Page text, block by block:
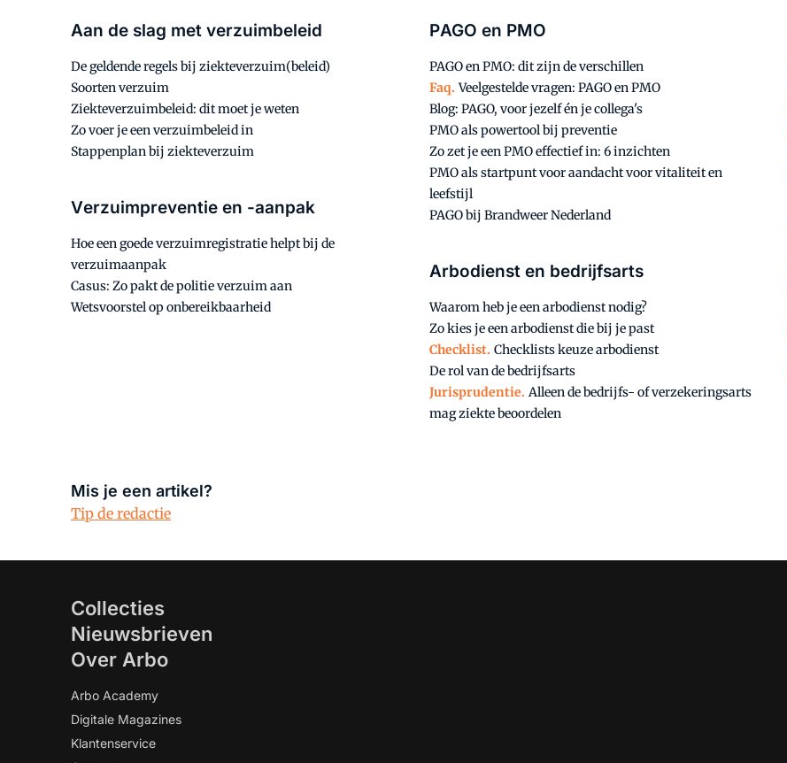
Aan de slag met verzuimbeleid
De geldende regels bij ziekteverzuim(beleid)
Soorten verzuim
Ziekteverzuimbeleid: dit moet je weten
Zo voer je een verzuimbeleid in
Stappenplan bij ziekteverzuim
Verzuimpreventie en -aanpak
Hoe een goede verzuimregistratie helpt bij de
verzuimaanpak
Casus: Zo pakt de politie verzuim aan
Wetsvoorstel op onbereikbaarheid
PAGO en PMO
PAGO en PMO: dit zijn de verschillen
Faq. Veelgestelde vragen: PAGO en PMO
Blog: PAGO, voor jezelf én je collega's
PMO als powertool bij preventie
Zo zet je een PMO effectief in: 6 inzichten
PMO als startpunt voor aandacht voor vitaliteit en
leefstijl
PAGO bij Brandweer Nederland
Arbodienst en bedrijfsarts
Waarom heb je een arbodienst nodig?
Zo kies je een arbodienst die bij je past
Checklist. Checklists keuze arbodienst
De rol van de bedrijfsarts
Jurisprudentie. Alleen de bedrijfs- of verzekeringsarts
mag ziekte beoordelen
Mis je een artikel?
Tip de redactie
Collecties
Nieuwsbrieven
Over Arbo
Arbo Academy
Digitale Magazines
Klantenservice